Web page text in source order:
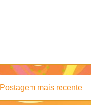
Postagem mais recente